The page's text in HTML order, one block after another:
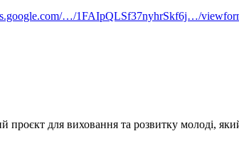
…/1FAIpQLSf37nyhrSkf6j…/
для виховання та розвитку молоді,